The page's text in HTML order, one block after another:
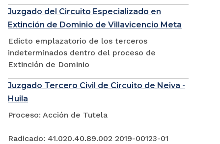
Juzgado del Circuito Especializado en
Extinción de Dominio de Villavicencio Meta
Edicto emplazatorio de los terceros
indeterminados dentro del proceso de
Extinción de Dominio
Juzgado Tercero Civil de Circuito de Neiva -
Huila
Proceso: Acción de Tutela
Radicado: 41.020.40.89.002 2019-00123-01